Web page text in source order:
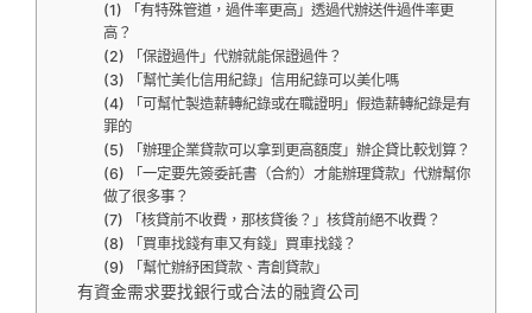
(1) 「有特殊管道，過件率更高」透過代辦送件過件率更
高？
(2) 「保證過件」代辦就能保證過件？
(3) 「幫忙美化信用紀錄」信用紀錄可以美化嗎
(4) 「可幫忙製造薪轉紀錄或在職證明」假造薪轉紀錄是有
罪的
(5) 「辦理企業貸款可以拿到更高額度」辦企貸比較划算？
(6) 「一定要先簽委託書（合約）才能辦理貸款」代辦幫你
做了很多事？
(7) 「核貸前不收費，那核貸後？」核貸前絕不收費？
(8) 「買車找錢有車又有錢」買車找錢？
(9) 「幫忙辦紓困貸款、青創貸款」
有資金需求要找銀行或合法的融資公司